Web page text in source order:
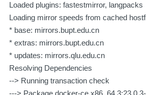
Loaded plugins: fastestmirror, langpacks
Loading mirror speeds from cached
* base: mirrors.bupt.edu.cn
* extras: mirrors.bupt.edu.cn
* updates: mirrors.qlu.edu.cn
Resolving Dependencies
--> Running transaction check
---> Package docker-ce.x86_64